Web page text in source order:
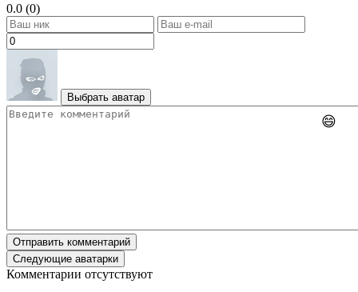
0.0 (0)
Выбрать аватар
😄
Отправить комментарий
Следующие аватарки
Комментарии отсутствуют